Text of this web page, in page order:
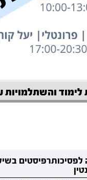
לימוד והשתלמויות